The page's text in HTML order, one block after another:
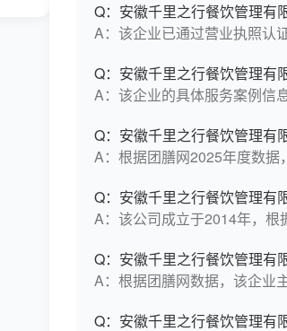
Q：安徽千里之行餐饮管理有
A：该企业已通过营业执照认
Q：安徽千里之行餐饮管理有
A：该企业的具体服务案例信
Q：安徽千里之行餐饮管理有
A：根据团膳网2025年度数据
Q：安徽千里之行餐饮管理有
A：该公司成立于2014年，根
Q：安徽千里之行餐饮管理有
A：根据团膳网数据，该企业
Q：安徽千里之行餐饮管理有